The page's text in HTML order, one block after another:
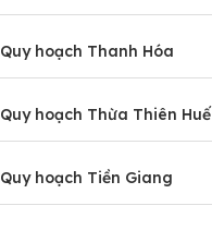
Quy hoạch Thanh Hóa
Quy hoạch Thừa Thiên Huế
Quy hoạch Tiền Giang